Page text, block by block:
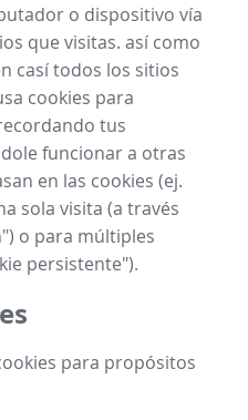
o dispositivo vía
que visitas. así como
casí todos los sitios
cookies para
tus
funcionar a otras
en las cookies (ej.
sola visita (a través
o para múltiples
persistente").
para propósitos